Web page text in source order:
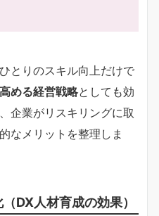
とりのスキル向上だけで
める経営戦略としても効
企業がリスキリングに取
なメリットを整理しま
DX人材育成の効果）